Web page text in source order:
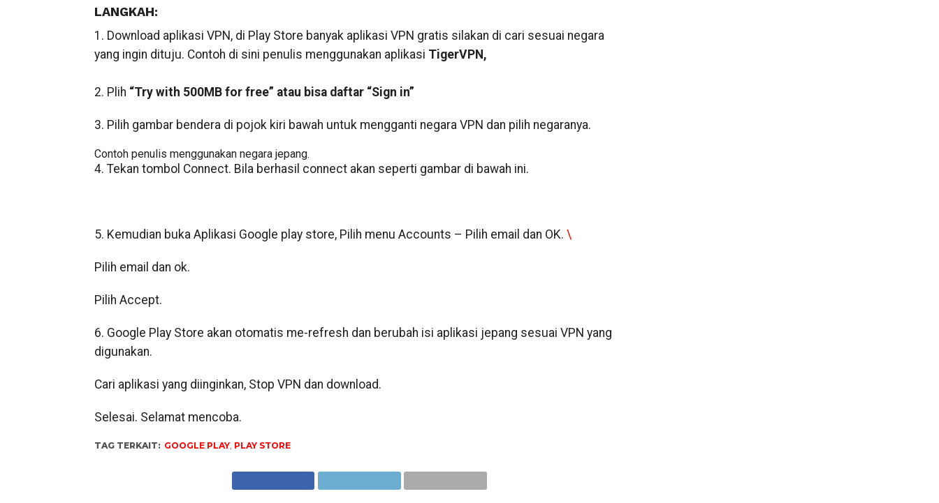
LANGKAH:
1. Download aplikasi VPN, di Play Store banyak aplikasi VPN gratis silakan di cari sesuai negara
yang ingin dituju. Contoh di sini penulis menggunakan aplikasi TigerVPN,
2. Plih “Try with 500MB for free” atau bisa daftar “Sign in”
3. Pilih gambar bendera di pojok kiri bawah untuk mengganti negara VPN dan pilih negaranya.
Contoh penulis menggunakan negara jepang.
4. Tekan tombol Connect. Bila berhasil connect akan seperti gambar di bawah ini.
5. Kemudian buka Aplikasi Google play store, Pilih menu Accounts – Pilih email dan OK. \
Pilih email dan ok.
Pilih Accept.
6. Google Play Store akan otomatis me-refresh dan berubah isi aplikasi jepang sesuai VPN yang
digunakan.
Cari aplikasi yang diinginkan, Stop VPN dan download.
Selesai. Selamat mencoba.
TAG TERKAIT: GOOGLE PLAY, PLAY STORE